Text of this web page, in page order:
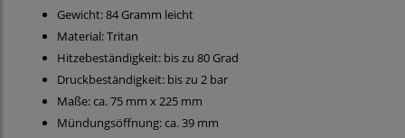
Gewicht: 84 Gramm leicht
Material: Tritan
Hitzebeständigkeit: bis zu 80 Grad
Druckbeständigkeit: bis zu 2 bar
Maße: ca. 75 mm x 225 mm
Mündungsöffnung: ca. 39 mm